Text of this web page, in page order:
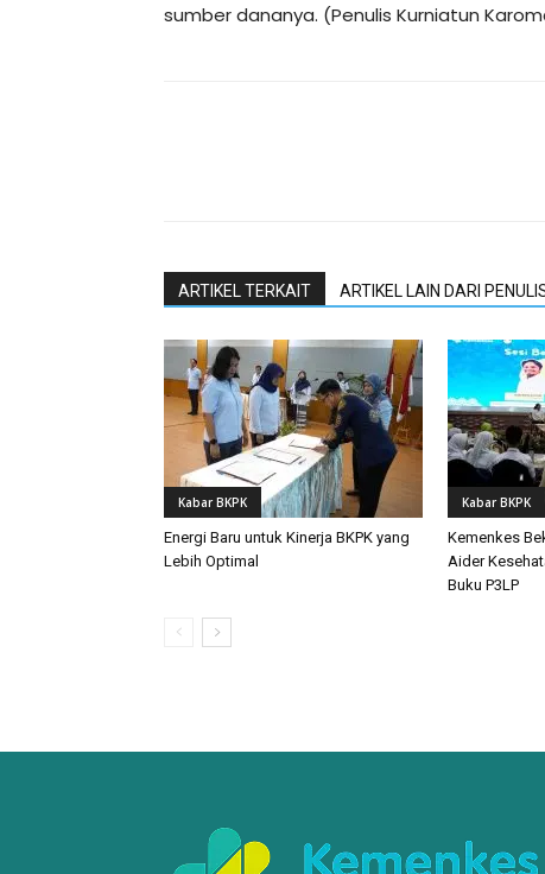
sumber dananya. (Penulis Kurniatun
ARTIKEL TERKAIT ARTIKEL LAIN DARI
Kabar BKPK
Energi Baru untuk Kinerja BKPK yang
Lebih Optimal
Kabar BKPK
Kemenkes
Aider
Buku P3LP